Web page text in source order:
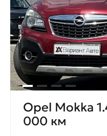
Opel Mokka
000 км